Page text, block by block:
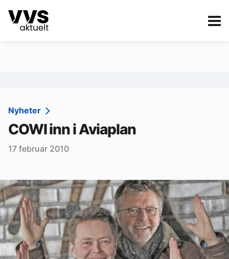
Kategorier
Sanitær
Ventilasjon
Varme og energi
Vann og avløp
Aktuelle prosjekter
Om VVS Aktuelt
Nyheter
COWI inn i Aviaplan
17 februar 2010